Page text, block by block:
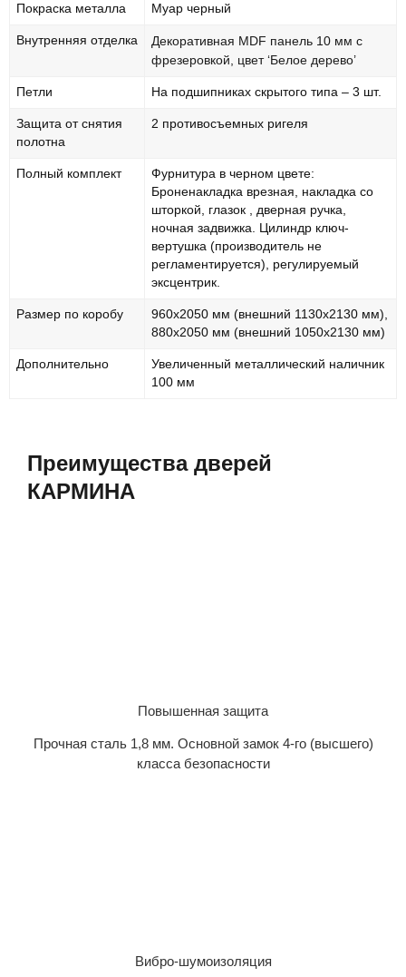
Покраска металла Муар черный
Внутренняя отделка
Декоративная MDF панель 10 мм с
фрезеровкой, цвет ‘Белое дерево’
Петли На подшипниках скрытого типа – 3 шт.
Защита от снятия
полотна
2 противосъемных ригеля
Полный комплект
Фурнитура в черном цвете:
Броненакладка врезная, накладка со
шторкой, глазок , дверная ручка,
ночная задвижка. Цилиндр ключ-
вертушка (производитель не
регламентируется), регулируемый
эксцентрик.
Размер по коробу
960х2050 мм (внешний 1130х2130 мм),
880х2050 мм (внешний 1050х2130 мм)
Дополнительно
Увеличенный металлический наличник
100 мм
Преимущества дверей
КАРМИНА
Повышенная защита
Прочная сталь 1,8 мм. Основной замок 4-го (высшего)
класса безопасности
Вибро-шумоизоляция